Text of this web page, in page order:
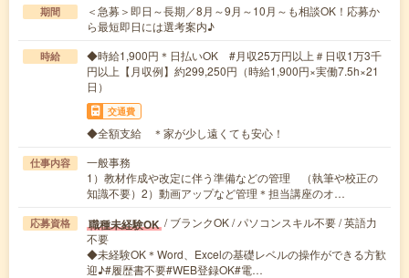
期間
＜急募＞即日～長期／8月～9月～10月～も相談OK！応募か
ら最短即日には選考案内♪
時給
◆時給1,900円＊日払いOK #月収25万円以上＃日収1万3千
円以上【月収例】約299,250円（時給1,900円×実働7.5h×21
日）
交通費
◆全額支給 ＊家が少し遠くても安心！
仕事内容
一般事務
1）教材作成や改定に伴う準備などの管理 （執筆や校正の
知識不要）2）動画アップなど管理＊担当講座のオ…
応募資格 職種未経験OK / ブランクOK / パソコンスキル不要 / 英語力
不要
◆未経験OK＊Word、Excelの基礎レベルの操作ができる方歓
迎♪#履歴書不要#WEB登録OK#電…